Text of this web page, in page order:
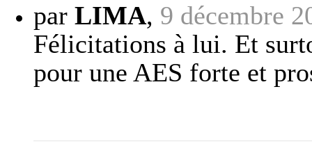
par LIMA, 9 décembre
Félicitations à lui. Et
pour une AES forte et